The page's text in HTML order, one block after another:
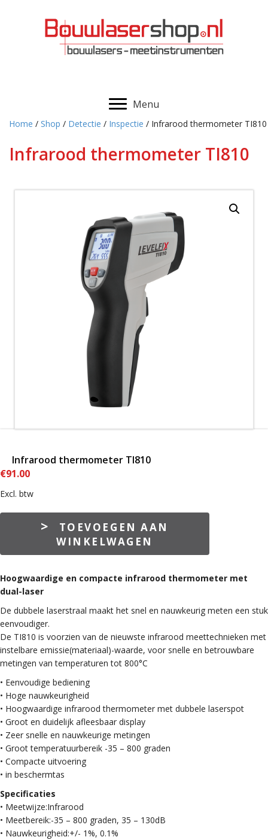
Menu
Home / Shop / Detectie / Inspectie / Infrarood thermometer TI810
Infrarood thermometer TI810
Infrarood thermometer TI810
€91.00
Excl. btw
Infrarood
thermometer
aantal
TOEVOEGEN AAN
WINKELWAGEN
Hoogwaardige en compacte infrarood thermometer met
dual-laser
De dubbele laserstraal maakt het snel en nauwkeurig meten een stuk
eenvoudiger.
De TI810 is voorzien van de nieuwste infrarood meettechnieken met
instelbare emissie(materiaal)-waarde, voor snelle en betrouwbare
metingen van temperaturen tot 800°C
• Eenvoudige bediening
• Hoge nauwkeurigheid
• Hoogwaardige infrarood thermometer met dubbele laserspot
• Groot en duidelijk afleesbaar display
• Zeer snelle en nauwkeurige metingen
• Groot temperatuurbereik -35 – 800 graden
• Compacte uitvoering
• in beschermtas
Specificaties
• Meetwijze:Infrarood
• Meetbereik:-35 – 800 graden, 35 – 130dB
• Nauwkeurigheid:+/- 1%, 0.1%